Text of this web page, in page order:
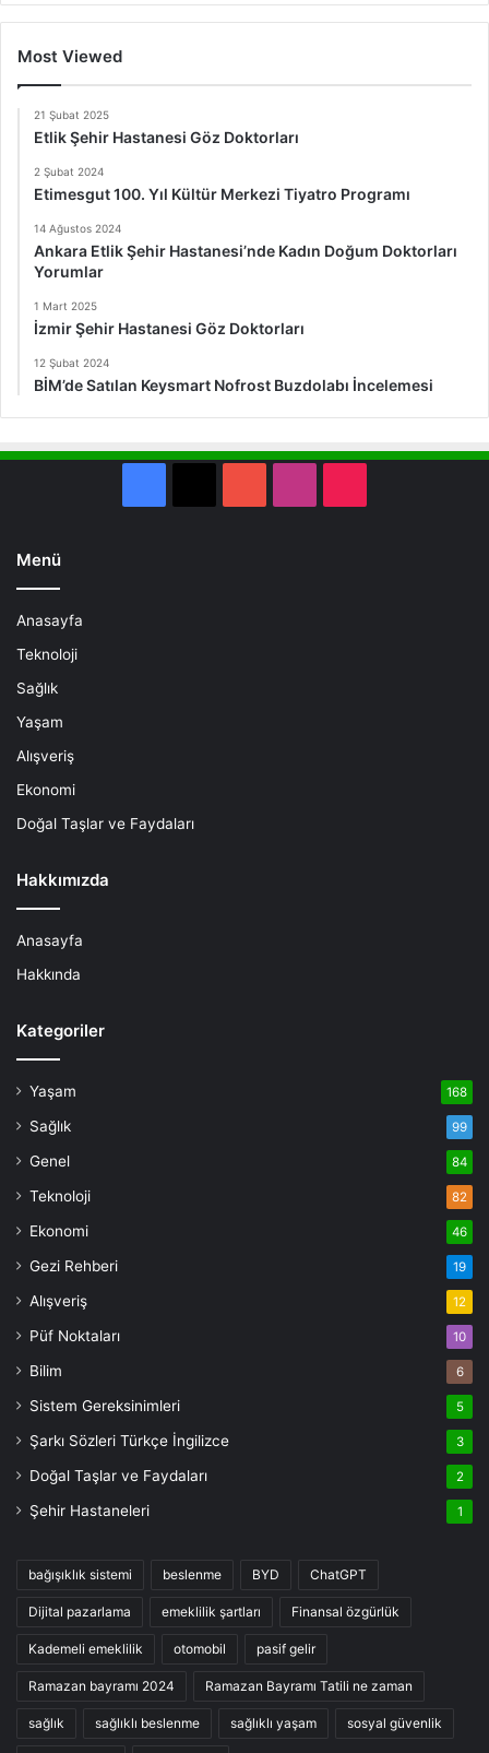
Most Viewed
21 Şubat 2025
Etlik Şehir Hastanesi Göz Doktorları
2 Şubat 2024
Etimesgut 100. Yıl Kültür Merkezi Tiyatro Programı
14 Ağustos 2024
Ankara Etlik Şehir Hastanesi’nde Kadın Doğum Doktorları
Yorumlar
1 Mart 2025
İzmir Şehir Hastanesi Göz Doktorları
12 Şubat 2024
BİM’de Satılan Keysmart Nofrost Buzdolabı İncelemesi
Menü
Anasayfa
Teknoloji
Sağlık
Yaşam
Alışveriş
Ekonomi
Doğal Taşlar ve Faydaları
Hakkımızda
Anasayfa
Hakkında
Kategoriler
Yaşam 168
Sağlık 99
Genel 84
Teknoloji 82
Ekonomi 46
Gezi Rehberi 19
Alışveriş 12
Püf Noktaları 10
Bilim 6
Sistem Gereksinimleri 5
Şarkı Sözleri Türkçe İngilizce 3
Doğal Taşlar ve Faydaları 2
Şehir Hastaneleri 1
bağışıklık sistemi beslenme BYD ChatGPT
Dijital pazarlama emeklilik şartları Finansal özgürlük
Kademeli emeklilik otomobil pasif gelir
Ramazan bayramı 2024 Ramazan Bayramı Tatili ne zaman
sağlık sağlıklı beslenme sağlıklı yaşam sosyal güvenlik